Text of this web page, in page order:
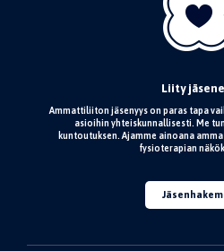
Liity
Ammattiliiton jäsenyys on paras tapa
asioihin yhteiskunnallisesti. Me
kuntoutuksen. Ajamme ainoana
fysioterapian